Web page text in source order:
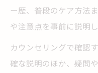
ー歴、普段のケア方法
や注意点を事前に説明し
カウンセリングで確認
確な説明のほか、疑問